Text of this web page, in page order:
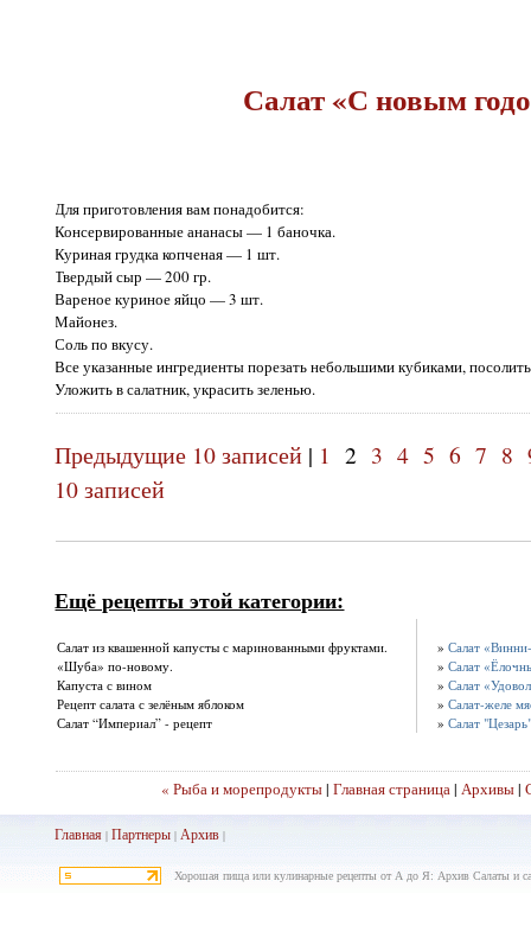
Салат «С новым
Для приготовления вам понадобится:
Консервированные ананасы — 1 баночка.
Куриная грудка копченая — 1 шт.
Твердый сыр — 200 гр.
Вареное куриное яйцо — 3 шт.
Майонез.
Соль по вкусу.
Все указанные ингредиенты порезать небольшими кубиками,
Уложить в салатник, украсить зеленью.
Предыдущие 10 записей | 1 2 3 4 5 6 7 8
10 записей
Ещё рецепты этой категории:
Салат из квашенной капусты с маринованными фруктами.
«Шуба» по-новому.
Капуста с вином
Рецепт салата с зелёным яблоком
Салат “Империал” - рецепт
»Салат
»Салат
»Салат
»Салат-желе
»Салат
« Рыба и морепродукты|Главная страница|Архивы|
Главная |Партнеры |Архив |
Хорошая пища или кулинарные рецепты от А до Я: Архив Салаты и